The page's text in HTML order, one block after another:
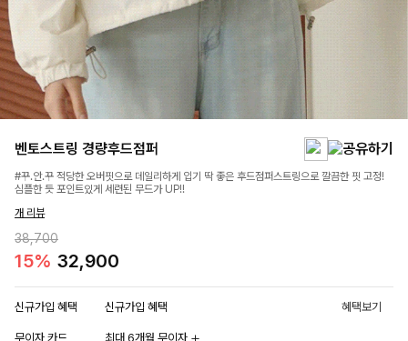
벤토스트링 경량후드점퍼
#꾸.안.꾸 적당한 오버핏으로 데일리하게 입기 딱 좋은 후드점퍼스트링으로 깔끔한 핏 고정!
심플한 듯 포인트있게 세련된 무드가 UP!!
개 리뷰
38,700
15% 32,900
신규가입 혜택 신규가입 혜택 혜택보기
무이자 카드 최대 6개월 무이자